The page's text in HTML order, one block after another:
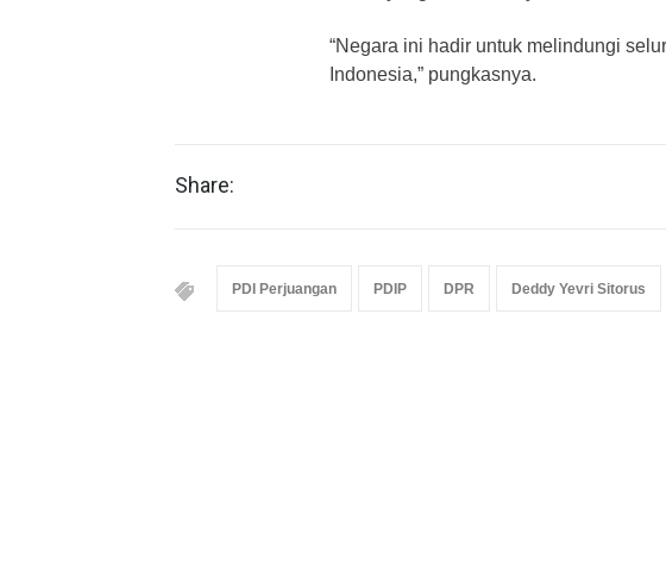
“Negara ini hadir untuk melindungi
Indonesia,” pungkasnya.
Share:
PDI Perjuangan PDIP DPR Deddy Yevri Sitorus